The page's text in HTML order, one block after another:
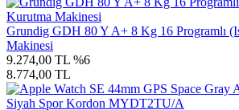
Grundig GDH 80 Y A+ 8 Kg 16 Programlı
Makinesi
9.274,00 TL %6
8.774,00 TL